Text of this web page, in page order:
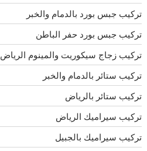
تركيب جبس بورد بالدمام والخبر
تركيب جبس بورد حفر الباطن
تركيب زجاج سيكوريت والمينوم الرياض
تركيب ستائر بالدمام والخبر
تركيب ستائر بالرياض
تركيب سيراميك الرياض
تركيب سيراميك بالجبيل